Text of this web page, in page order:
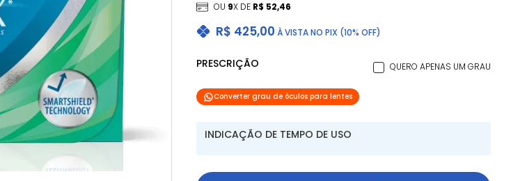
R$ 425,00 À VISTA NO PIX (10% OFF)
OU 9X DE R$ 52,46
PRESCRIÇÃO QUERO APENAS UM GRAU
Converter grau de óculos para lentes
INDICAÇÃO DE TEMPO DE USO